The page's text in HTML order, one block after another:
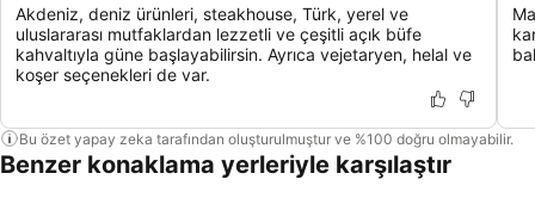
Akdeniz, deniz ürünleri, steakhouse, Türk, yerel ve
uluslararası mutfaklardan lezzetli ve çeşitli açık büfe
kahvaltıyla güne başlayabilirsin. Ayrıca vejetaryen, helal ve
koşer seçenekleri de var.
Bu özet yapay zeka tarafından oluşturulmuştur ve %100 doğru olmayabilir.
Benzer konaklama yerleriyle karşılaştır